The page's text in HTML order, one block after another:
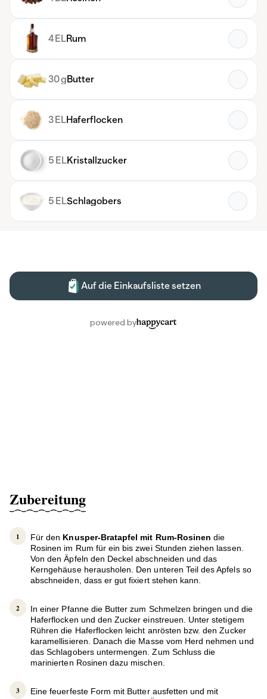
Zubereitung
Für den Knusper-Bratapfel mit Rum-Rosinendie
Rosinen im Rum für ein bis zwei Stunden ziehen lassen.
Von den Äpfeln den Deckel abschneiden und das
Kerngehäuse herausholen. Den unteren Teil des Apfels so
abschneiden, dass er gut fixiert stehen kann.
In einer Pfanne die Butter zum Schmelzen bringen und die
Haferflocken und den Zucker einstreuen. Unter stetigem
Rühren die Haferflocken leicht anrösten bzw. den Zucker
karamellisieren. Danach die Masse vom Herd nehmen und
das Schlagobers untermengen. Zum Schluss die
marinierten Rosinen dazu mischen.
Eine feuerfeste Form mit Butter ausfetten und mit